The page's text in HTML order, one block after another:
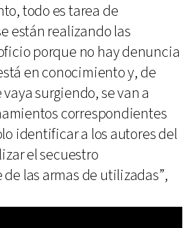
todo es tarea de
están realizando las
porque no hay denuncia
en conocimiento y, de
surgiendo, se van a
correspondientes
identificar a los autores del
el secuestro
las armas de utilizadas”,